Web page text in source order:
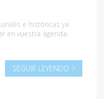
e históricas ya
en vuestra agenda:
SEGUIR LEYENDO